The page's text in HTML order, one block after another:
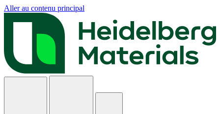
Aller au contenu principal